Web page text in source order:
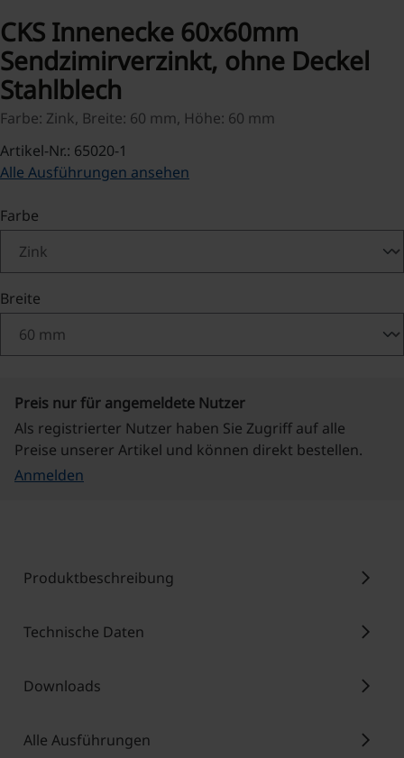
CKS Innenecke 60x60mm
Sendzimirverzinkt, ohne Deckel
Stahlblech
Farbe: Zink, Breite: 60 mm, Höhe: 60 mm
Artikel-Nr.: 65020-1
Alle Ausführungen ansehen
Farbe
Breite
Preis nur für angemeldete Nutzer
Als registrierter Nutzer haben Sie Zugriff auf alle
Preise unserer Artikel und können direkt bestellen.
Anmelden
Produktbeschreibung chevron_right
Technische Daten chevron_right
Downloads chevron_right
Alle Ausführungen chevron_right